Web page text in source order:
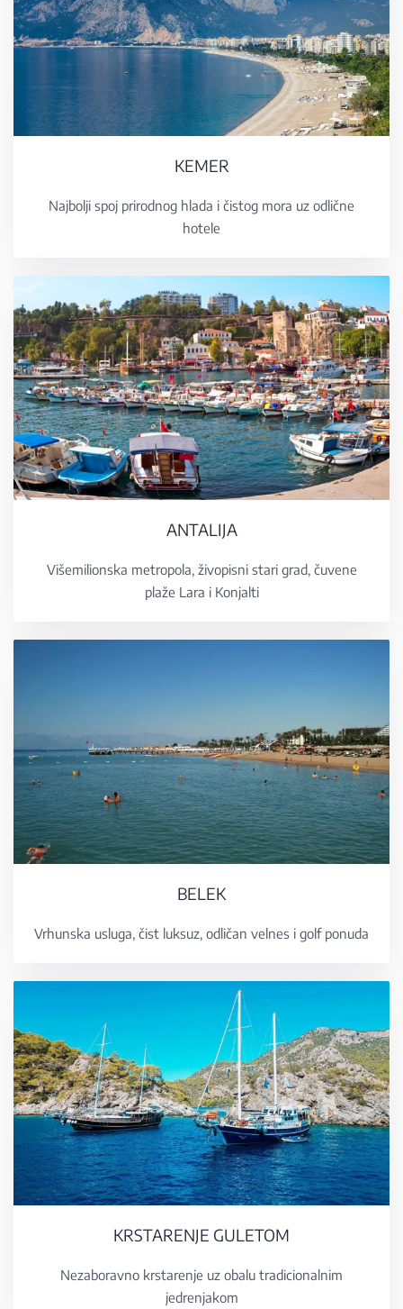
KEMER
Najbolji spoj prirodnog hlada i čistog mora uz odlične
hotele
ANTALIJA
Višemilionska metropola, živopisni stari grad, čuvene
plaže Lara i Konjalti
BELEK
Vrhunska usluga, čist luksuz, odličan velnes i golf ponuda
KRSTARENJE GULETOM
Nezaboravno krstarenje uz obalu tradicionalnim
jedrenjakom